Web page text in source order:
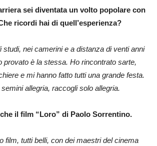
sei diventata un volto popolare con
ricordi hai di quell’esperienza?
studi, nei camerini e a distanza di venti anni
provato è la stessa. Ho rincontrato sarte,
e mi hanno fatto tutti una grande festa.
allegria, raccogli solo allegria.
il film “Loro” di Paolo Sorrentino.
film, tutti belli, con dei maestri del cinema